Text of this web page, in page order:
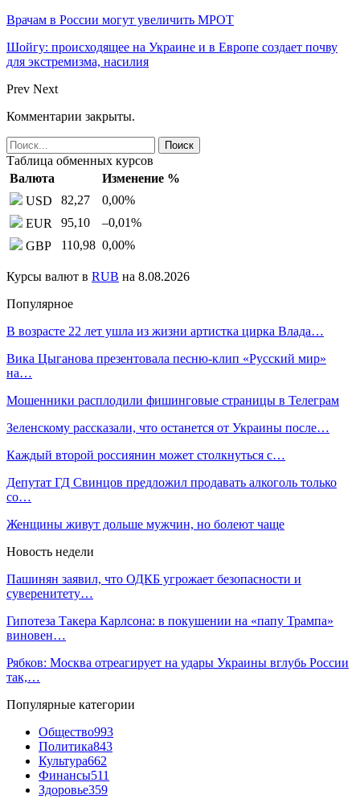
Врачам в России могут увеличить МРОТ
Шойгу: происходящее на Украине и в Европе создает почву
для экстремизма, насилия
Prev Next
Комментарии закрыты.
Таблица обменных курсов
Валюта
Изменение %
USD
82,27 0,00%
EUR
95,10 –0,01%
GBP
110,98 0,00%
Курсы валют в RUB на 8.08.2026
Популярное
В возрасте 22 лет ушла из жизни артистка цирка Влада…
Вика Цыганова презентовала песню-клип «Русский мир»
на…
Мошенники расплодили фишинговые страницы в Телеграм
Зеленскому рассказали, что останется от Украины после…
Каждый второй россиянин может столкнуться с…
Депутат ГД Свинцов предложил продавать алкоголь только
со…
Женщины живут дольше мужчин, но болеют чаще
Новость недели
Пашинян заявил, что ОДКБ угрожает безопасности и
суверенитету…
Гипотеза Такера Карлсона: в покушении на «папу Трампа»
виновен…
Рябков: Москва отреагирует на удары Украины вглубь России
так,…
Популярные категории
Общество993
Политика843
Культура662
Финансы511
Здоровье359